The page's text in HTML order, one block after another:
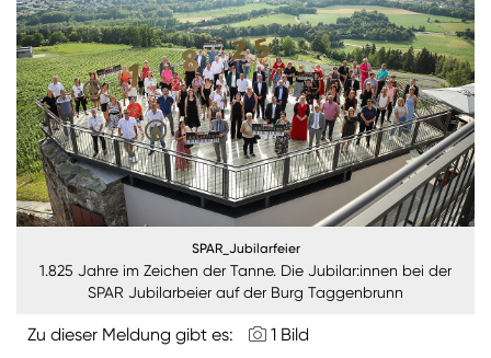
Burgenland
Steiermark
Kärnten
Unternehmen
Nachhaltigkeit
ANMELDEN
Sie wollen unsere aktuellen Medienmitteilungen
automatisch per E-Mail erhalten? Dann tragen Sie
einfach Ihre Daten in unseren Presseverteiler
SPAR_Jubilarfeier
1.825 Jahre im Zeichen der Tanne. Die Jubilar:innen bei der
SPAR Jubilarbeier auf der Burg Taggenbrunn
Zu dieser Meldung gibt es: 1 Bild